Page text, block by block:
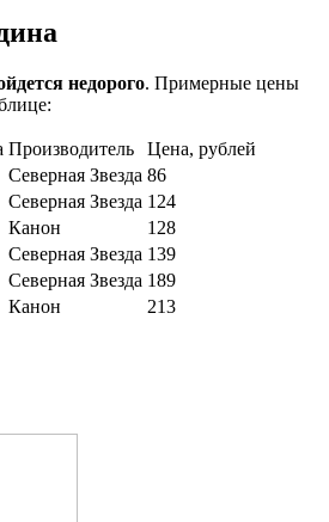
недорого. Примерные цены
Производитель
Цена, рублей
Северная Звезда 86
Северная Звезда 124
Канон
128
Северная Звезда 139
Северная Звезда 189
Канон
213